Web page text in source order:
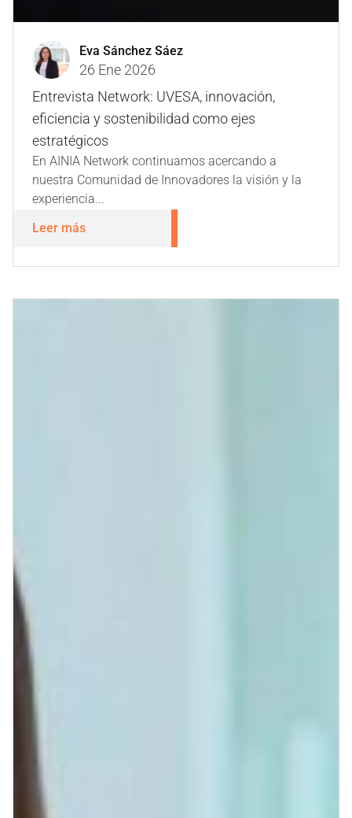
Eva Sánchez Sáez
26 Ene 2026
Entrevista Network: UVESA, innovación,
eficiencia y sostenibilidad como ejes
estratégicos
En AINIA Network continuamos acercando a
nuestra Comunidad de Innovadores la visión y la
experiencia...
Leer más